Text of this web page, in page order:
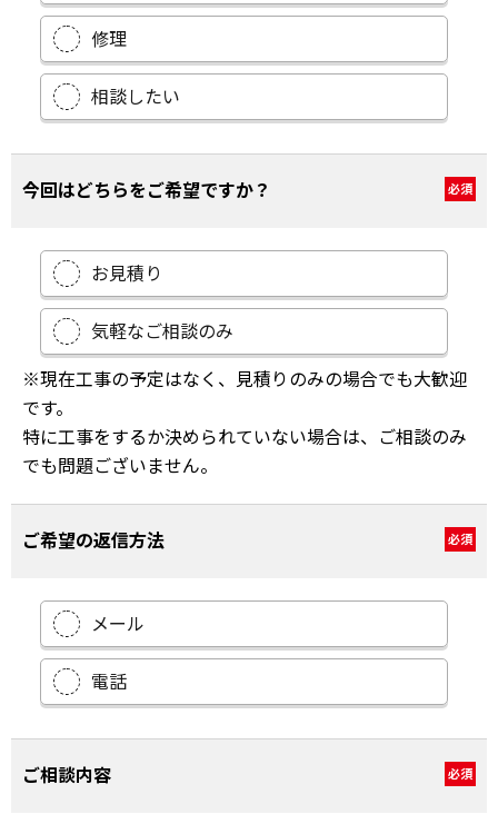
修理
相談したい
今回はどちらをご希望ですか？ 必須
お見積り
気軽なご相談のみ
※現在工事の予定はなく、見積りのみの場合でも大歓迎
です。
特に工事をするか決められていない場合は、ご相談のみ
でも問題ございません。
ご希望の返信方法 必須
メール
電話
ご相談内容 必須